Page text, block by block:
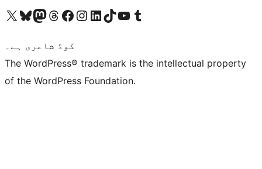
Visit our X (formerly Twitter) account
ہمارے بلیواسکائی اکاؤنٹ پر جائیں
Visit our Mastodon account
ہمارے ٹھریڈز اکاؤنٹ پر جائیں
Visit our Facebook page
Visit our Instagram account
Visit our LinkedIn account
ہمارے ٹک ٹاک اکاؤنٹ پر جائیں
Visit our YouTube channel
ہمارے ٹمبلر اکاؤنٹ پر جائیں
کوڈ شاعری ہے۔
The WordPress® trademark is the intellectual property
of the WordPress Foundation.